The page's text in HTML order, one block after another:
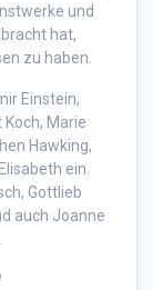
und
hat,
zu haben.
Einstein,
Marie
Hawking,
ein.
Gottlieb
auch Joanne